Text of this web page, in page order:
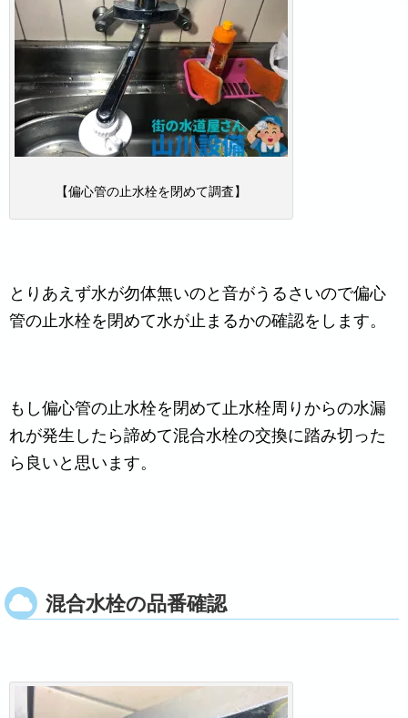
【偏心管の止水栓を閉めて調査】
とりあえず水が勿体無いのと音がうるさいので偏心
管の止水栓を閉めて水が止まるかの確認をします。
もし偏心管の止水栓を閉めて止水栓周りからの水漏
れが発生したら諦めて混合水栓の交換に踏み切った
ら良いと思います。
混合水栓の品番確認